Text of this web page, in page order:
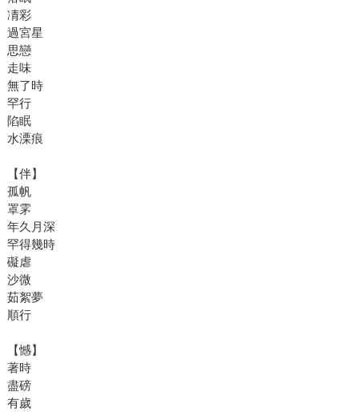
凊彩
過宮星
思戀
走味
無了時
罕行
陷眠
水溧痕
【伴】
孤帆
罩雺
年久月深
罕得幾時
礙虐
沙微
茹絮夢
順行
【憾】
著時
盡磅
有歲